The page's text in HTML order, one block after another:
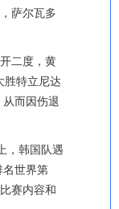
萨尔瓦多
二度，黄
胜特立尼达
而因伤退
，韩国队遇
名世界第
赛内容和